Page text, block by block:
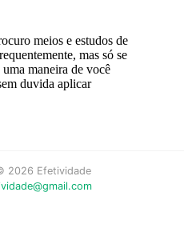
2026 Efetividade